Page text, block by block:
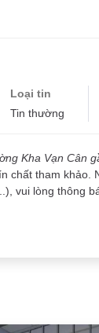
Loại tin
Tin thường
Kha Vạn Cân
chất tham khảo.
vui lòng thông